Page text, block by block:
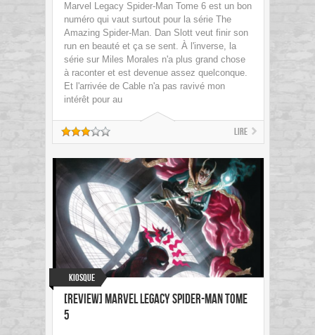
Marvel Legacy Spider-Man Tome 6 est un bon
numéro qui vaut surtout pour la série The
Amazing Spider-Man. Dan Slott veut finir son
run en beauté et ça se sent. À l'inverse, la
série sur Miles Morales n'a plus grand chose
à raconter et est devenue assez quelconque.
Et l'arrivée de Cable n'a pas ravivé mon
intérêt pour au
Lire
Kiosque
[Review] Marvel Legacy Spider-Man Tome
5